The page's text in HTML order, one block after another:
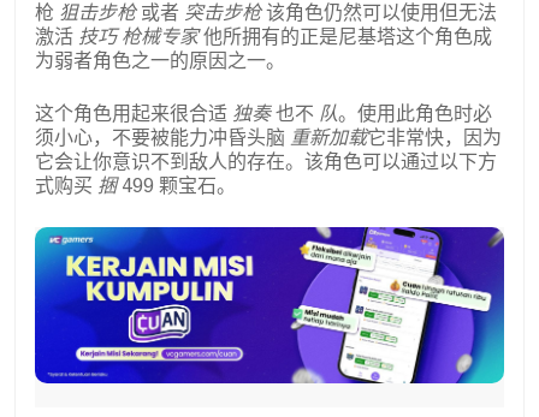
枪 狙击步枪或者 突击步枪该角色仍然可以使用但无法
激活 技巧 枪械专家他所拥有的正是尼基塔这个角色成
为弱者角色之一的原因之一。
这个角色用起来很合适 独奏也不 队。使用此角色时必
须小心，不要被能力冲昏头脑 重新加载它非常快，因为
它会让你意识不到敌人的存在。该角色可以通过以下方
式购买 捆499 颗宝石。